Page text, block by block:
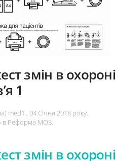
змін в охороні
1
med1 , 04 Січня 2018 року.
в Реформа МОЗ.
змін в охороні